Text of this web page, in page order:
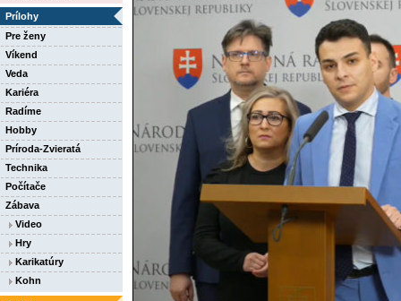
Prílohy
Pre ženy
Víkend
Veda
Kariéra
Radíme
Hobby
Príroda-Zvieratá
Technika
Počítače
Zábava
Video
Hry
Karikatúry
Kohn